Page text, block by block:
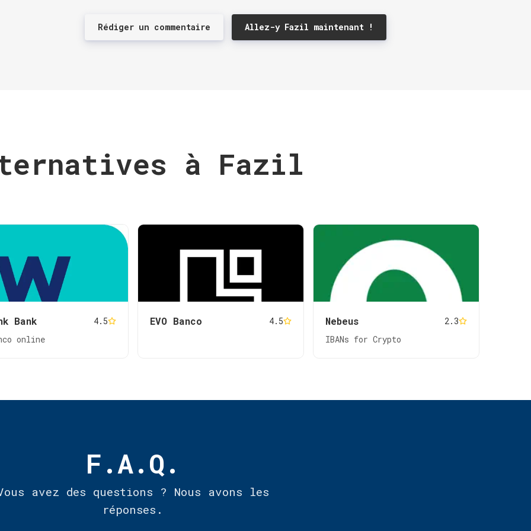
Rédiger un commentaire Allez-y Fazil maintenant !
à Fazil
Bank
4.5
online
EVO Banco 4.5 Nebeus
2.3
IBANs for Crypto
F.A.Q.
avez des questions ? Nous avons les
réponses.